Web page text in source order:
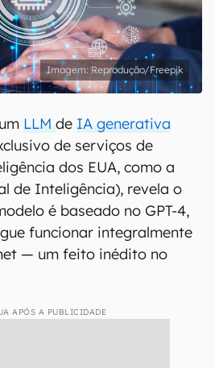
Reprodução/Freepik
LLM de IA generativa
de serviços de
dos EUA, como a
de Inteligência), revela o
é baseado no GPT-4,
funcionar integralmente
— um feito inédito no
APÓS A PUBLICIDADE